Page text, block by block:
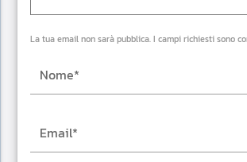
La tua email non sarà pubblica. I campi richiesti sono